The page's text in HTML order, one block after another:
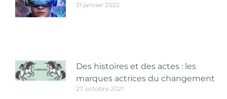
31 janvier 2022
Des histoires et des actes : les
marques actrices du changement
27 octobre 2021